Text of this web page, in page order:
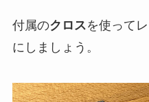
付属のクロスを使って
にしましょう。